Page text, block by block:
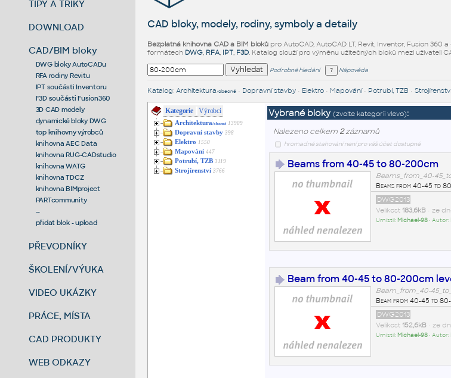
TIPY A TRIKY
DOWNLOAD
CAD/BIM bloky
DWG bloky AutoCADu
RFA rodiny Revitu
IPT součásti Inventoru
F3D součásti Fusion360
3D CAD modely
dynamické bloky DWG
top knihovny výrobců
knihovna AEC Data
knihovna RUG-CADstudio
knihovna WATG
knihovna TDCZ
knihovna BIMproject
PARTcommunity
--
přidat blok - upload
PŘEVODNÍKY
ŠKOLENÍ/VÝUKA
VIDEO UKÁZKY
PRÁCE, MÍSTA
CAD PRODUKTY
WEB ODKAZY
CAD bloky, modely, rodiny, symboly a detaily
Bezplatná knihovna CAD a BIM blokůpro AutoCAD, AutoCAD LT, Revit, Inventor, Fusion 360
formátech DWG, RFA, IPT, F3D. Katalog slouží pro výměnu užitečných bloků mezi uživateli
Podrobné hledání Nápověda
Katalog: Architektura /obecné• Dopravní stavby• Elektro• Mapování• Potrubí, TZB • Strojírenství
Kategorie Výrobci
Architektura/obecné 13909
Dopravní stavby 398
Elektro 1550
Mapování 447
Potrubí, TZB 3119
Strojírenství 3766
Vybrané bloky (zvolte kategorii vlevo):
Nalezeno celkem 2záznamů
hromadné stahování není pro váš účet dostupné
Beams from 40-45 to 80-200cm
Beams_from_40-
Beams from 40-45 to
DWG2013
Velikost 183,6kB• ze
Umístil: Michael-98• Autor:
Beam from 40-45 to 80-200cm
Beam_from_40-
Beam from 40-45 to
DWG2013
Velikost 152,6kB• ze
Umístil: Michael-98• Autor: